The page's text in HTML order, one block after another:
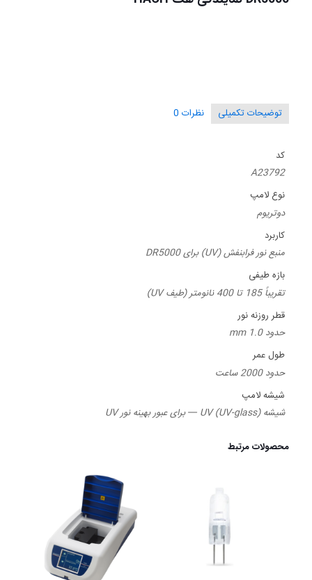
توضیحات تکمیلی نظرات 0
کد
A23792
نوع لامپ
دوتریوم
کاربرد
منبع نور فرابنفش (UV) برای DR5000
بازه طیفی
تقریباً 185 تا 400 نانومتر (طیف UV)
قطر روزنه نور
حدود 1.0 mm
طول عمر
حدود 2000 ساعت
شیشه لامپ
شیشه UV (UV-glass) — برای عبور بهینه نور UV
محصولات مرتبط